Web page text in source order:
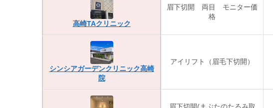
高崎TAクリニック
眉下切開 両目 モニター価
格
シンシアガーデンクリニック高崎
院
アイリフト（眉毛下切開）
眉下切開(まぶたのたるみ取